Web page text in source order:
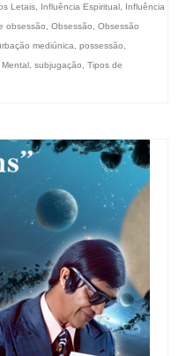
Letais Influência Espiritual
Influência
obsessão Obsessão
Obsessão
mediúnica possessão
Mental subjugação
Tipos de